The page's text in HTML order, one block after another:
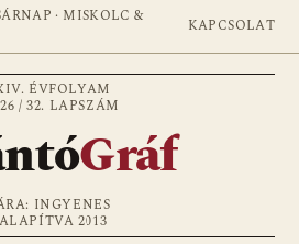
· MISKOLC &
KAPCSOLAT
ÉVFOLYAM
/ 32. LAPSZÁM
Gráf
INGYENES
ALAPÍTVA 2013